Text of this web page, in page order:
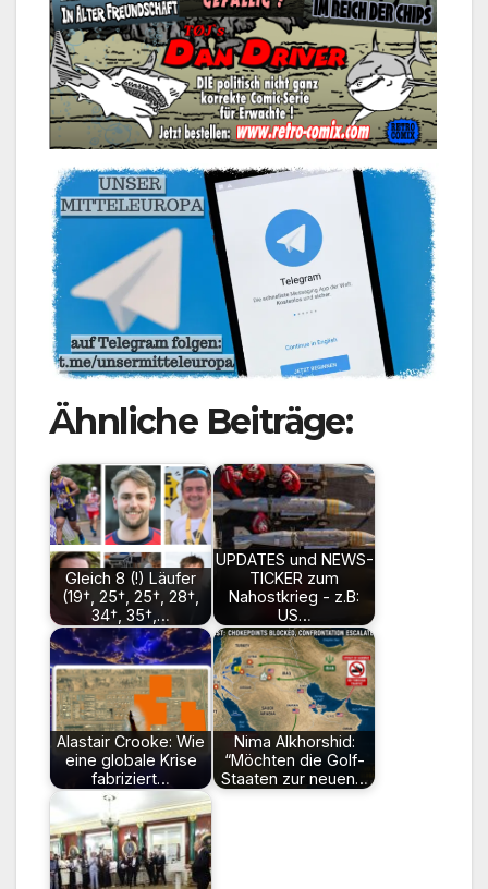
Ähnliche Beiträge:
Gleich 8 (!) Läufer
(19†, 25†, 25†, 28†,
34†, 35†,…
UPDATES und NEWS-
TICKER zum
Nahostkrieg - z.B:
US…
Alastair Crooke: Wie
eine globale Krise
fabriziert…
Nima Alkhorshid:
“Möchten die Golf-
Staaten zur neuen…